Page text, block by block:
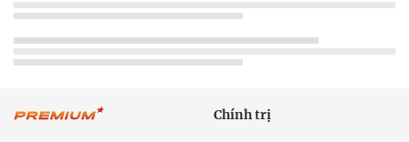
Chính trị